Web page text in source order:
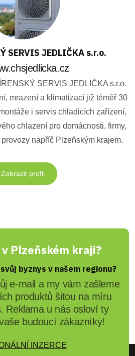
SERVIS JEDLIČKA s.r.o.
SERVIS JEDLIČKA s.r.o.
mrazení a klimatizací již téměř 30
i servis chladicích zařízení,
chlazení pro domácnosti, firmy,
napříč Plzeňským krajem.
Zobrazit profil
Plzeňském kraji?
byznys v našem regionu?
e-mail a my vám zašleme
produktů šitou na míru
Reklama u nás osloví ty
budoucí zákazníky!
INZERCE